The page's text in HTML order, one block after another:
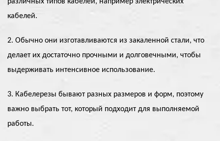
кабелей.
2. Обычно они изготавливаются из закаленной стали, что
делает их достаточно прочными и долговечными, чтобы
выдерживать интенсивное использование.
3. Кабелерезы бывают разных размеров и форм, поэтому
важно выбрать тот, который подходит для выполняемой
работы.